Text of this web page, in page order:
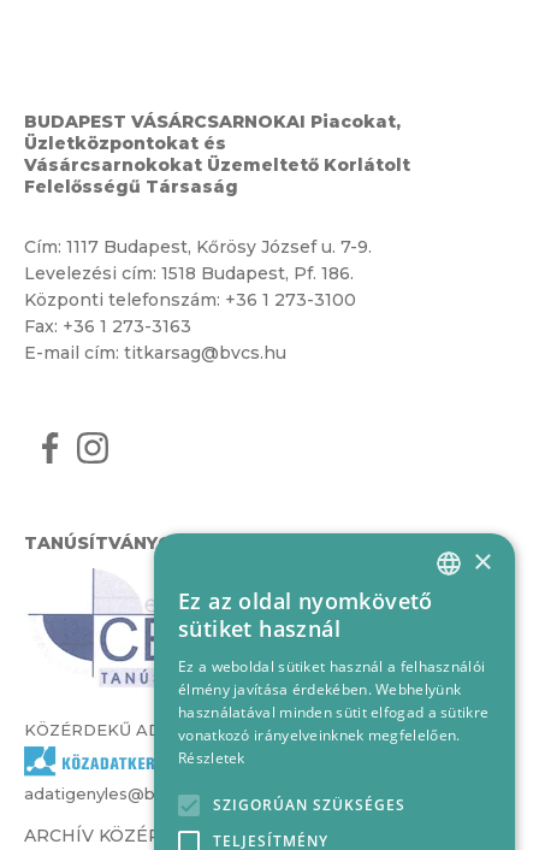
BUDAPEST VÁSÁRCSARNOKAI Piacokat,
Üzletközpontokat és
Vásárcsarnokokat Üzemeltető Korlátolt
Felelősségű Társaság
Cím: 1117 Budapest, Kőrösy József u. 7-9.
Levelezési cím: 1518 Budapest, Pf. 186.
Központi telefonszám: +36 1 273-3100
Fax: +36 1 273-3163
E-mail cím: titkarsag@bvcs.hu
TANÚSÍTVÁNYOK
KÖZÉRDEKŰ ADATOK
adatigenyles@bvcs.hu
ARCHÍV KÖZÉRDEKŰ ADATOK –
HUNGARIAN
×
Ez az oldal nyomkövető
sütiket használ
Ez a weboldal sütiket használ a felhasználói
élmény javítása érdekében. Webhelyünk
használatával minden sütit elfogad a sütikre
vonatkozó irányelveinknek megfelelően.
Részletek
SZIGORÚAN SZÜKSÉGES
TELJESÍTMÉNY